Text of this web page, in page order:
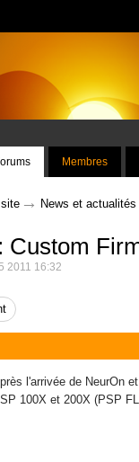
Membres
→ News et
Custom
2011 16:32
l'arrivée de NeurOn
100X et 200X (PSP